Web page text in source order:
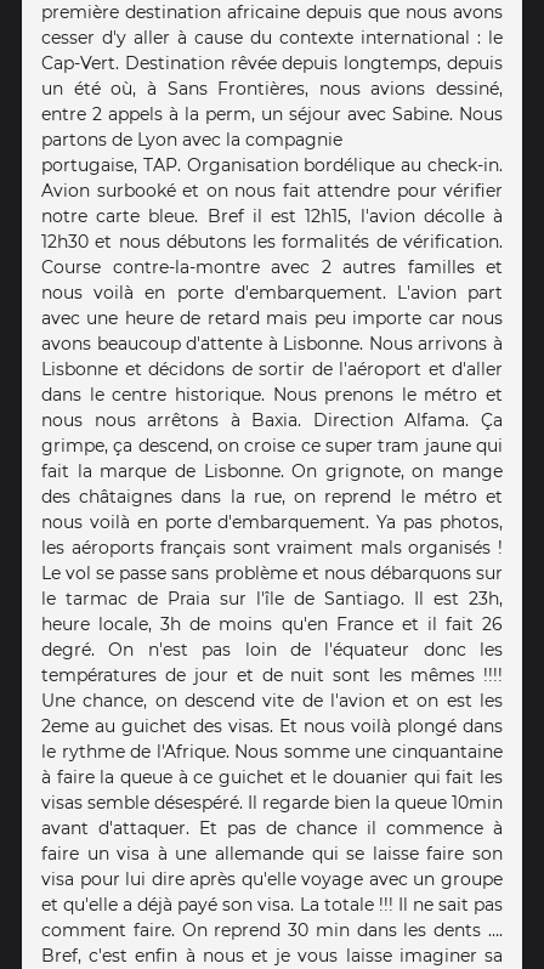
première destination africaine depuis que nous avons
cesser d'y aller à cause du contexte international : le
Cap-Vert. Destination rêvée depuis longtemps, depuis
un été où, à Sans Frontières, nous avions dessiné,
entre 2 appels à la perm, un séjour avec Sabine. Nous
partons de Lyon avec la compagnie
portugaise, TAP. Organisation bordélique au check-in.
Avion surbooké et on nous fait attendre pour vérifier
notre carte bleue. Bref il est 12h15, l'avion décolle à
12h30 et nous débutons les formalités de vérification.
Course contre-la-montre avec 2 autres familles et
nous voilà en porte d'embarquement. L'avion part
avec une heure de retard mais peu importe car nous
avons beaucoup d'attente à Lisbonne. Nous arrivons à
Lisbonne et décidons de sortir de l'aéroport et d'aller
dans le centre historique. Nous prenons le métro et
nous nous arrêtons à Baxia. Direction Alfama. Ça
grimpe, ça descend, on croise ce super tram jaune qui
fait la marque de Lisbonne. On grignote, on mange
des châtaignes dans la rue, on reprend le métro et
nous voilà en porte d'embarquement. Ya pas photos,
les aéroports français sont vraiment mals organisés !
Le vol se passe sans problème et nous débarquons sur
le tarmac de Praia sur l'île de Santiago. Il est 23h,
heure locale, 3h de moins qu'en France et il fait 26
degré. On n'est pas loin de l'équateur donc les
températures de jour et de nuit sont les mêmes !!!!
Une chance, on descend vite de l'avion et on est les
2eme au guichet des visas. Et nous voilà plongé dans
le rythme de l'Afrique. Nous somme une cinquantaine
à faire la queue à ce guichet et le douanier qui fait les
visas semble désespéré. Il regarde bien la queue 10min
avant d'attaquer. Et pas de chance il commence à
faire un visa à une allemande qui se laisse faire son
visa pour lui dire après qu'elle voyage avec un groupe
et qu'elle a déjà payé son visa. La totale !!! Il ne sait pas
comment faire. On reprend 30 min dans les dents ….
Bref, c'est enfin à nous et je vous laisse imaginer sa